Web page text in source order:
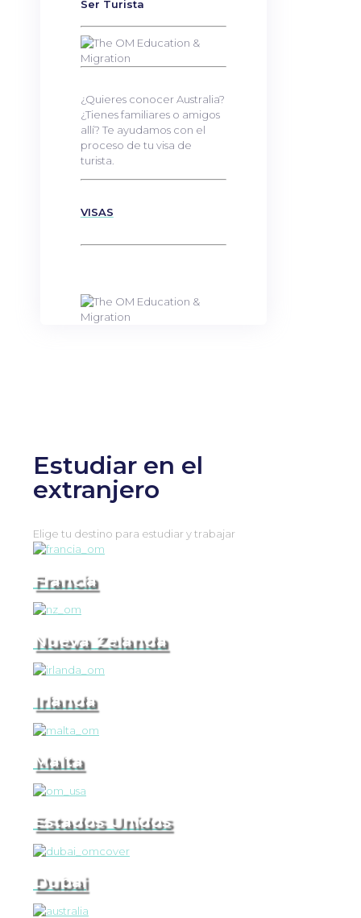
Ser Turista
¿Quieres conocer Australia?
¿Tienes familiares o amigos
allí? Te ayudamos con el
proceso de tu visa de
turista.
VISAS
Estudiar en el
extranjero
Elige tu destino para estudiar y trabajar
Francia
Nueva Zelanda
Irlanda
Malta
Estados Unidos
Dubai